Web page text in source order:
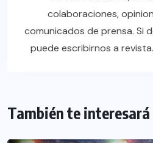
colaboraciones,
comunicados de prensa. Si
puede escribirnos a
También te interesará